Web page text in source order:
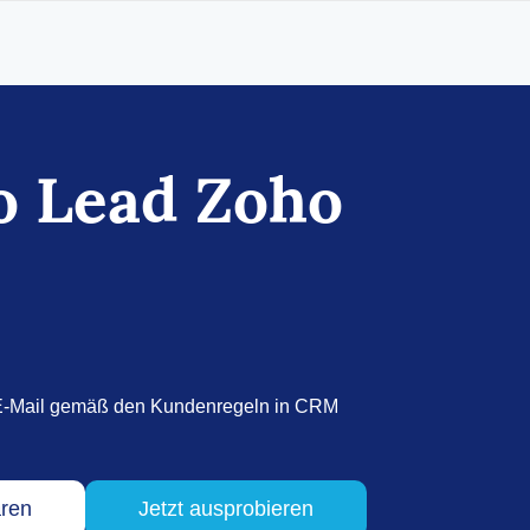
Lead Zoho
Mail gemäß den Kundenregeln in CRM
Jetzt ausprobieren